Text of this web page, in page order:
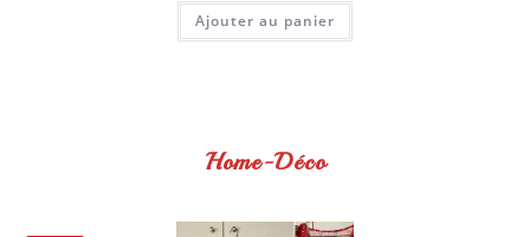
Ajouter au panier
Home-Déco